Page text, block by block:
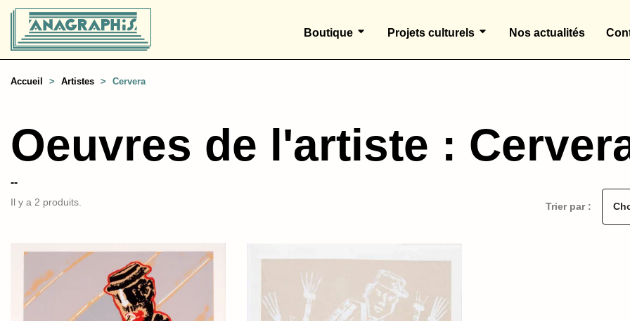
Boutique Projets culturels Nos actualités
Accueil Artistes Cervera
Oeuvres de l'artiste :
--
Il y a 2 produits. Trier par :